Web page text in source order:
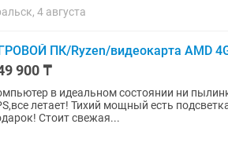
4 августа
ПК/Ryzen/видеокарта AMD
900 ₸
в идеальном состоянии ни
летает! Тихий мощный есть
Стоит свежая...